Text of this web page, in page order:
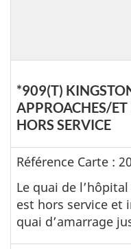
*909(T)
APPROACHES/ET
HORS SERVICE
Référence Carte :
Le quai de
est hors service et
quai d’amarrage